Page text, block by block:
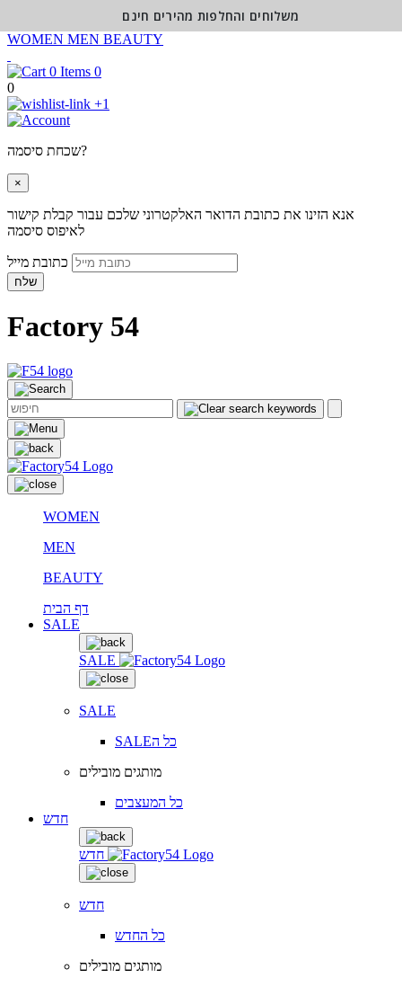
WOMEN MEN BEAUTY
0
0
+1
שכחת סיסמה?
×
אנא הזינו את כתובת הדואר האלקטרוני שלכם עבור קבלת קישור
לאיפוס סיסמה
שלח
Factory 54
WOMEN
MEN
BEAUTY
דף הבית
SALE
SALE
SALE
SALEכל ה
מותגים מובילים
כל המעצבים
חדש
חדש
חדש
כל החדש
מותגים מובילים
משלוחים והחלפות מהירים חינם